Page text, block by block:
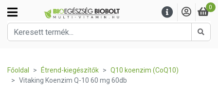
0
Főoldal Étrend-kiegészítők
Q10 koenzim (CoQ10)
Vitaking Koenzim Q-10 60 mg 60db